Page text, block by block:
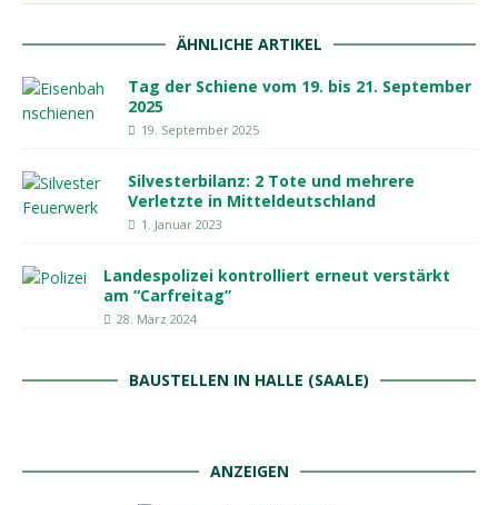
ÄHNLICHE ARTIKEL
Tag der Schiene vom 19. bis 21. September
2025
19. September 2025
Silvesterbilanz: 2 Tote und mehrere
Verletzte in Mitteldeutschland
1. Januar 2023
Landespolizei kontrolliert erneut verstärkt
am “Carfreitag”
28. März 2024
BAUSTELLEN IN HALLE (SAALE)
ANZEIGEN